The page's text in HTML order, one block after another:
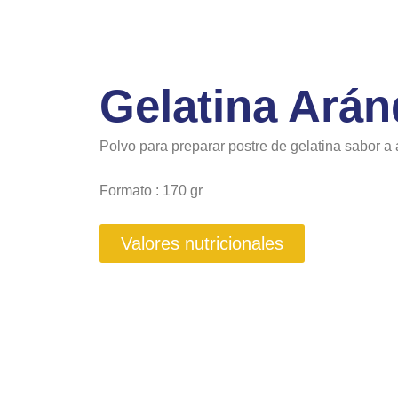
Gelatina
Polvo para preparar postre de gelatina sabor a
Formato : 170 gr
Valores nutricionales